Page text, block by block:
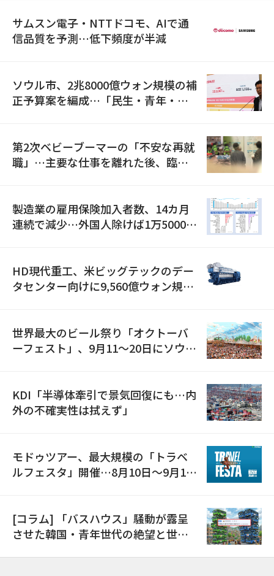
サムスン電子・NTTドコモ、AIで通
信品質を予測…低下頻度が半減
ソウル市、2兆8000億ウォン規模の補
正予算案を編成…「民生・青年・安
第2次ベビーブーマーの「不安な再就
職」…主要な仕事を離れた後、臨時
製造業の雇用保険加入者数、14カ月
連続で減少…外国人除けば1万5000人
HD現代重工、米ビッグテックのデー
タセンター向けに9,560億ウォン規模
世界最大のビール祭り「オクトーバ
ーフェスト」、9月11〜20日にソウル
KDI「半導体牽引で景気回復にも…内
外の不確実性は拭えず」
モドゥツアー、最大規模の「トラベ
ルフェスタ」開催…8月10日～9月11
[コラム] 「バスハウス」騒動が露呈
させた韓国・青年世代の絶望と世代